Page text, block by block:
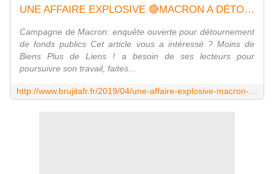
UNE AFFAIRE EXPLOSIVE 🔴MACRON A DÉTOURNÉ DE L'ARGENT PUBLIC POUR SA CAMPAGNE! Son ex-collègue au ministère de l'Économie Christian Eckert a révélé que Macron s'est servi des énormes moyens à sa disposition à Bercy entre 2014 et 2016 pour payer sa campagne ! ÇA PASSE INAPERÇU ! - MOINS de BIENS PLUS de LIENS
Campagne de Macron: enquête ouverte pour détournement
de fonds publics Cet article vous a intéressé ? Moins de
Biens Plus de Liens ! a besoin de ses lecteurs pour
poursuivre son travail, faites...